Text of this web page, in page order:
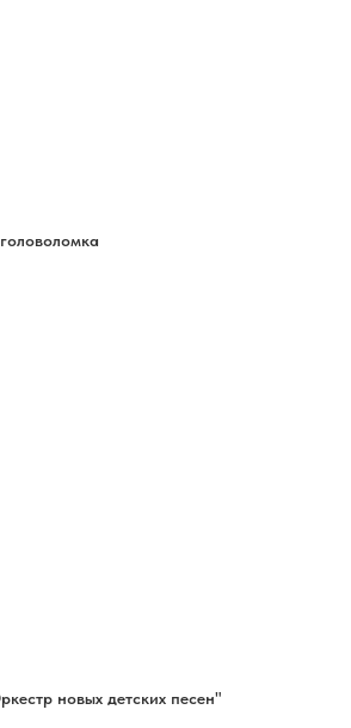
новых детских песен"